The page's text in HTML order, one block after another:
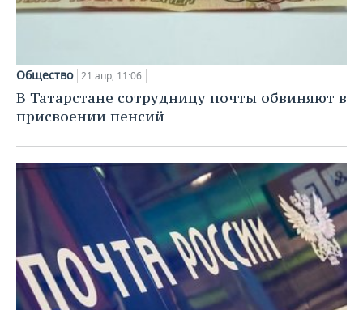
Общество 21 апр, 11:06
В Татарстане сотрудницу почты обвиняют в
присвоении пенсий